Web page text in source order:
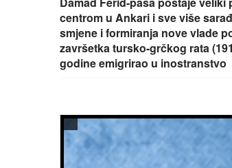
centrom u Ankari i sve više
smjene i formiranja nove vlade
završetka tursko-grčkog rata
godine emigrirao u inostranstvo